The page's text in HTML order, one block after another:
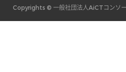
Copyrights © 一般社団法人AiCTコンソ